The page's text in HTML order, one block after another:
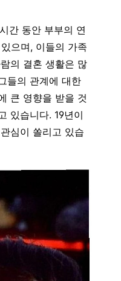
간 동안 부부의 연
으며, 이들의 가족
의 결혼 생활은 많
들의 관계에 대한
큰 영향을 받을 것
있습니다. 19년이
심이 쏠리고 있습